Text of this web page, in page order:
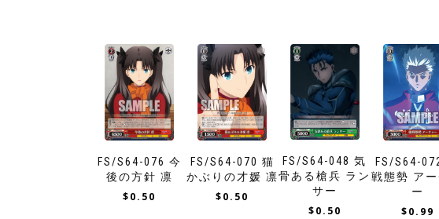
FS/S64-076 今
後の方針 凛
$0.50
FS/S64-070 猫
かぶりの才媛 凛
$0.50
FS/S64-048 気
骨ある槍兵 ラン
サー
$0.50
FS/S64-
戦態勢 ア
ー
$0.99